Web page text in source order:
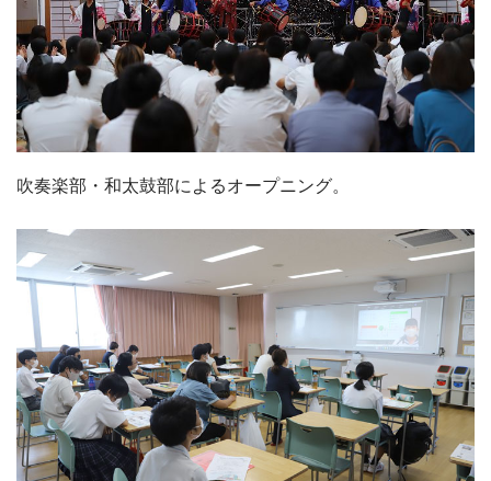
吹奏楽部・和太鼓部によるオープニング。